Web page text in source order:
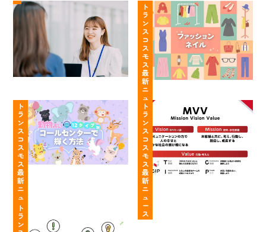
ラ
コ
ス
モ
ス
ン
タ
ク
ト
セ
ン
タ
ー
「面
接
の
ト
ラ
ン
ス
コ
ス
モ
ス
最
新
ニ
ュ
ー
ス
ー
ル
セ
ン
タ
ー
は
服
装・
髪
色・
ネ
イ
ル
自
由
っ
て
知
っ
ト
ラ
ン
ス
コ
ス
モ
ス
最
新
ニ
ュ
ー
ス
物
占
い
12
タ
イ
プ
別】
あ
な
た
の
ト
ラ
ン
ス
コ
ス
モ
ス
最
新
ニ
ュ
ー
ス
や
る
こ
と
が
明
確！
行
動
し
や
す
ト
ラ
ン
ト
ラ
ン